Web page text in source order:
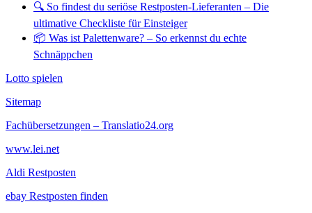
🔍 So findest du seriöse Restposten-Lieferanten – Die
ultimative Checkliste für Einsteiger
📦 Was ist Palettenware? – So erkennst du echte
Schnäppchen
Lotto spielen
Sitemap
Fachübersetzungen – Translatio24.org
www.lei.net
Aldi Restposten
ebay Restposten finden